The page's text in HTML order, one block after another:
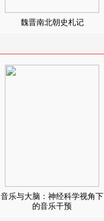
魏晋南北朝史札记
音乐与大脑：神经科学视角下
的音乐干预